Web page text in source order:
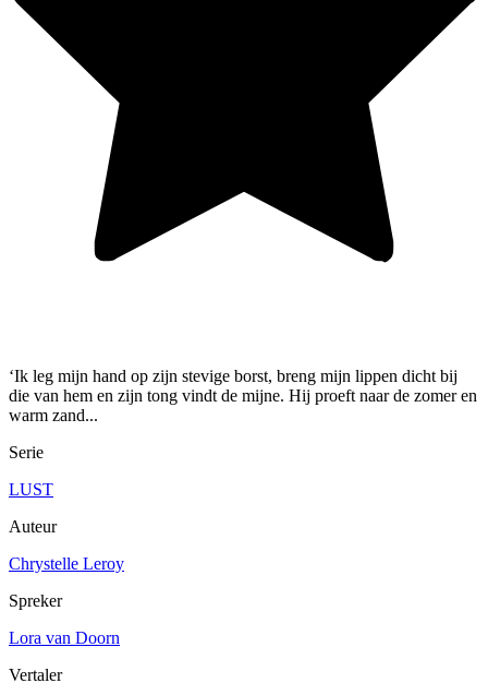
‘Ik leg mijn hand op zijn stevige borst, breng mijn lippen dicht bij
die van hem en zijn tong vindt de mijne. Hij proeft naar de zomer en
warm zand...
Serie
LUST
Auteur
Chrystelle Leroy
Spreker
Lora van Doorn
Vertaler